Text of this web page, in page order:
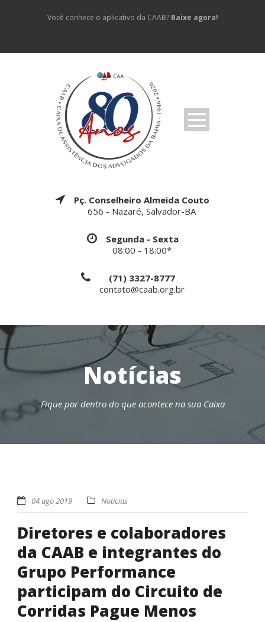
Você conhece o aplicativo da CAAB? Baixe agora!
Pç. Conselheiro Almeida Couto
656 - Nazaré, Salvador-BA
Segunda - Sexta
08:00 - 18:00*
(71) 3327-8777
contato@caab.org.br
Notícias
Fique por dentro do que acontece na sua Caixa
04 ago 2019 Notícias
Diretores e colaboradores
da CAAB e integrantes do
Grupo Performance
participam do Circuito de
Corridas Pague Menos